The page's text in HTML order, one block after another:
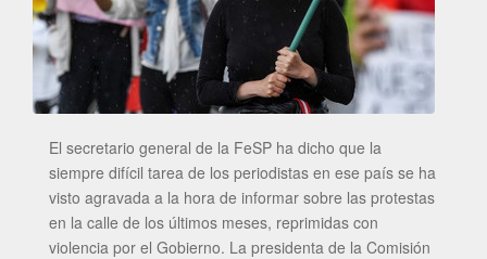
El secretario general de la FeSP ha dicho que la
siempre difícil tarea de los periodistas en ese país se ha
visto agravada a la hora de informar sobre las protestas
en la calle de los últimos meses, reprimidas con
violencia por el Gobierno. La presidenta de la Comisión